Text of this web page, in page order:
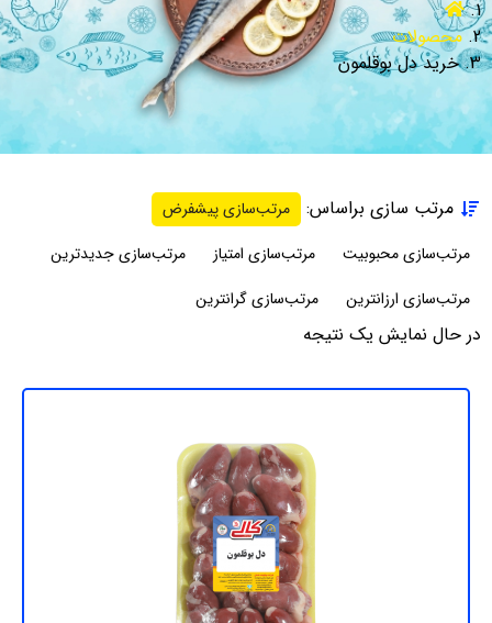
محصولات
خرید دل بوقلمون
در حال نمایش یک نتیجه
مرتب سازی براساس:
مرتب‌سازی پیشفرض
مرتب‌سازی محبوبیت
مرتب‌سازی امتیاز
مرتب‌سازی جدیدترین
مرتب‌سازی ارزانترین
مرتب‌سازی گرانترین